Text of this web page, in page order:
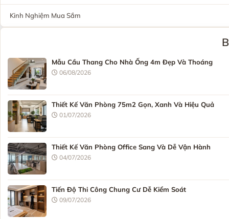
Kinh Nghiệm Mua Sắm
Mẫu Cầu Thang Cho Nhà Ống 4m Đẹp Và Thoáng
06/08/2026
Thiết Kế Văn Phòng 75m2 Gọn, Xanh Và Hiệu Quả
01/07/2026
Thiết Kế Văn Phòng Office Sang Và Dễ Vận Hành
04/07/2026
Tiến Độ Thi Công Chung Cư Dễ Kiểm Soát
09/07/2026